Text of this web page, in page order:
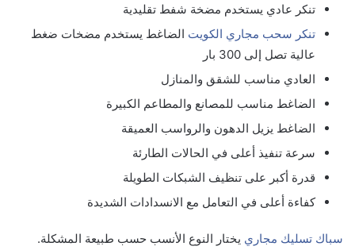
تنكر عادي يستخدم مضخة شفط تقليدية
تنكر سحب مجاري الكويت الضاغط يستخدم مضخات ضغط
عالية تصل إلى 300 بار
العادي مناسب للشقق والمنازل
الضاغط مناسب للمصانع والمطاعم الكبيرة
الضاغط يزيل الدهون والرواسب العميقة
سرعة تنفيذ أعلى في الحالات الطارئة
قدرة أكبر على تنظيف الشبكات الطويلة
كفاءة أعلى في التعامل مع الانسدادات الشديدة
سباك تسليك مجاري يختار النوع الأنسب حسب طبيعة المشكلة.